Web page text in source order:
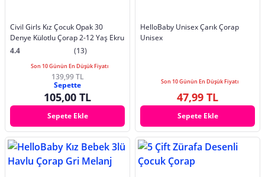
Civil Girls Kız Çocuk Opak 30
Denye Külotlu Çorap 2-12 Yaş Ekru
4.4
(13)
Son 10 Günün En Düşük Fiyatı
139,99 TL
Sepette
105,00 TL
Sepete Ekle
HelloBaby Unisex Çarık Çorap
Unisex
Son 10 Günün En Düşük Fiyatı
47,99 TL
Sepete Ekle